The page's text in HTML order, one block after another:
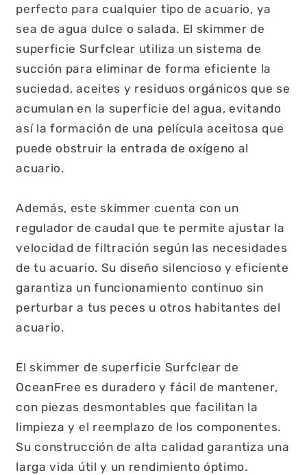
perfecto para cualquier tipo de acuario, ya
sea de agua dulce o salada. El skimmer de
superficie Surfclear utiliza un sistema de
succión para eliminar de forma eficiente la
suciedad, aceites y residuos orgánicos que se
acumulan en la superficie del agua, evitando
así la formación de una película aceitosa que
puede obstruir la entrada de oxígeno al
acuario.
Además, este skimmer cuenta con un
regulador de caudal que te permite ajustar la
velocidad de filtración según las necesidades
de tu acuario. Su diseño silencioso y eficiente
garantiza un funcionamiento continuo sin
perturbar a tus peces u otros habitantes del
acuario.
El skimmer de superficie Surfclear de
OceanFree es duradero y fácil de mantener,
con piezas desmontables que facilitan la
limpieza y el reemplazo de los componentes.
Su construcción de alta calidad garantiza una
larga vida útil y un rendimiento óptimo.